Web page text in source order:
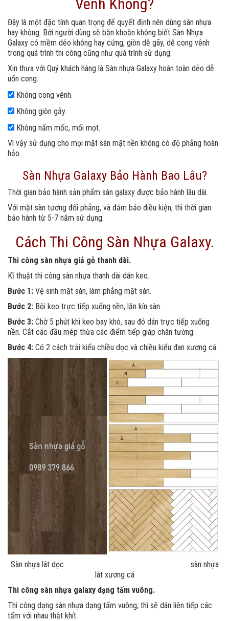
Vênh Không?
Đây là một đặc tính quan trọng để quyết định nên dùng sàn nhựa
hay không. Bởi người dùng sẽ băn khoăn không biết Sàn Nhựa
Galaxy có mềm dẻo không hay cứng, giòn dễ gãy, dễ cong vênh
trong quá trình thi công cũng như quá trình sử dụng.
Xin thưa với Quý khách hàng là Sàn nhựa Galaxy hoàn toàn dẻo dễ
uốn cong.
Không cong vênh.
Không giòn gẫy.
Không nấm mốc, mối mọt.
Vì vậy sử dụng cho mọi mặt sàn mặt nền không có độ phẳng hoàn
hảo.
Sàn Nhựa Galaxy Bảo Hành Bao Lâu?
Thời gian bảo hành sản phẩm sàn galaxy được bảo hành lâu dài.
Với mặt sàn tương đối phẳng, và đảm bảo điều kiện, thì thời gian
bảo hành từ 5-7 năm sử dụng.
Cách Thi Công Sàn Nhựa Galaxy.
Thi công sàn nhựa giả gỗ thanh dài.
Kĩ thuật thi công sàn nhựa thanh dài dán keo.
Bước 1: Vệ sinh mặt sàn, làm phẳng mặt sàn.
Bước 2: Bôi keo trực tiếp xuống nền, lăn kín sàn.
Bước 3: Chờ 5 phút khi keo bay khô, sau đó dán trực tiếp xuống
nền. Cắt các đầu mép thừa các điểm tiếp giáp chân tường.
Bước 4: Có 2 cách trải kiểu chiều dọc và chiều kiểu đan xương cá.
Sàn nhựa lát dọc sàn nhựa
lát xương cá
Thi công sàn nhựa galaxy dạng tấm vuông.
Thi công dạng sàn nhựa dạng tấm vuông, thì sẽ dán liên tiếp các
tấm với nhau thật khít.